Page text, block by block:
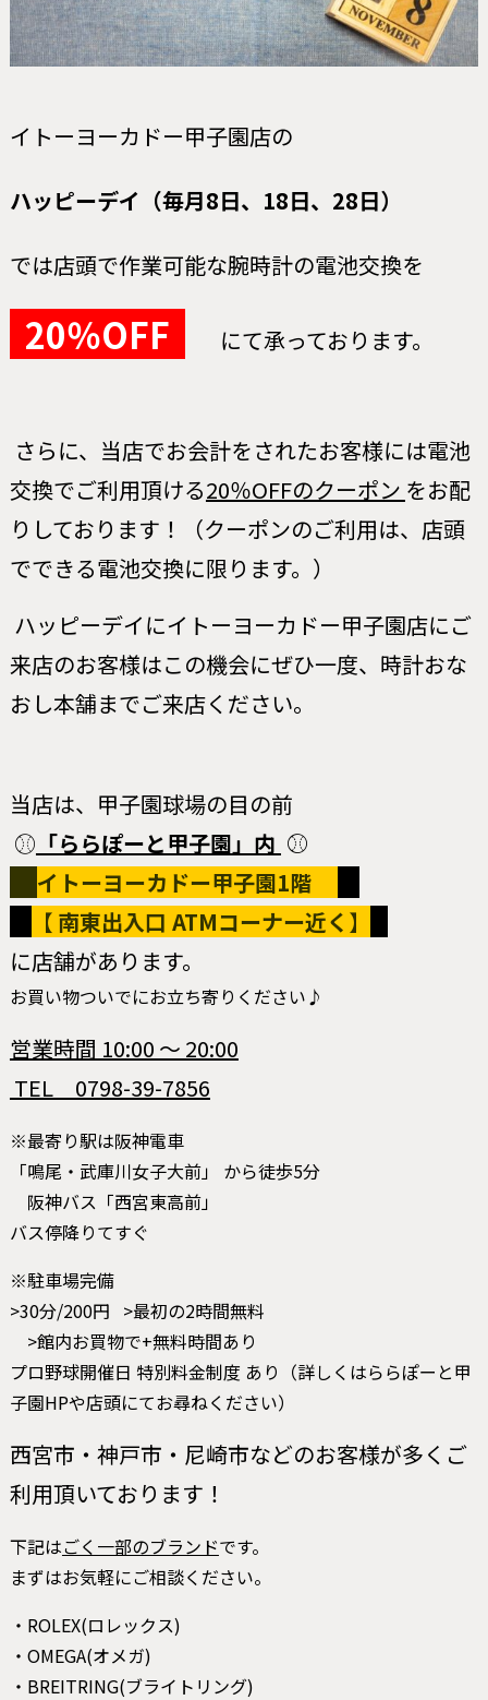
イトーヨーカドー甲子園店の
ハッピーデイ （毎月8日、18日、28日）
では店頭で作業可能な腕時計の電池交換を
20％OFF にて承っております。
さらに、当店でお会計をされたお客様には電池
交換でご利用頂ける20％OFFのクーポン をお配
りしております！
（クーポンのご利用は、店頭
でできる電池交換に限ります。）
ハッピーデイにイトーヨーカドー甲子園店にご
来店のお客様はこの機会にぜひ一度、時計おな
おし本舗までご来店ください。
当店は、甲子園球場の目の前
⚾ 「ららぽーと甲子園」内 ⚾
イトーヨーカドー甲子園1階
【 南東出入口 ATMコーナー近く 】
に店舗があります。
お買い物ついでにお立ち寄りください♪
営業時間 10:00 ～ 20:00
TEL 0798-39-7856
※最寄り駅は阪神電車
「鳴尾・武庫川女子大前」 から徒歩5分
阪神バス「西宮東高前」
バス停降りてすぐ
※駐車場完備
>30分/200円 >最初の2時間無料
>館内お買物で+無料時間あり
プロ野球開催日 特別料金制度 あり（詳しくはららぽーと甲
子園HPや店頭にてお尋ねください）
西宮市・神戸市・尼崎市などのお客様が多くご
利用頂いております！
下記はごく一部のブランドです。
まずはお気軽にご相談ください。
・ROLEX(ロレックス)
・OMEGA(オメガ)
・BREITRING(ブライトリング)